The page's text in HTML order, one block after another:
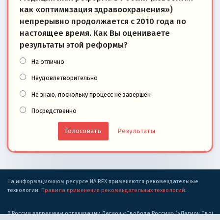
как «оптимизация здравоохранения»)
непрерывно продолжается с 2010 года по
настоящее время. Как Вы оцениваете
результаты этой реформы?
На отлично
Неудовлетворительно
Не знаю, поскольку процесс не завершён
Посредственно
Результаты
На информационном ресурсе ИА REX применяются рекомендательные
технологии. Правила применения рекомендательных технологий.
В России запрещены организации Легион «Свобода России» («Легион